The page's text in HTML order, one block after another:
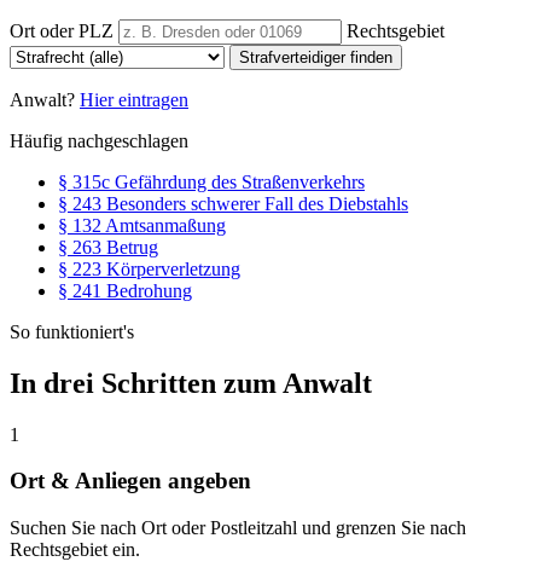
Ort oder PLZ Rechtsgebiet
Strafverteidiger finden
Anwalt? Hier eintragen
Häufig nachgeschlagen
§ 315c Gefährdung des Straßenverkehrs
§ 243 Besonders schwerer Fall des Diebstahls
§ 132 Amtsanmaßung
§ 263 Betrug
§ 223 Körperverletzung
§ 241 Bedrohung
So funktioniert's
In drei Schritten zum Anwalt
1
Ort & Anliegen angeben
Suchen Sie nach Ort oder Postleitzahl und grenzen Sie nach
Rechtsgebiet ein.